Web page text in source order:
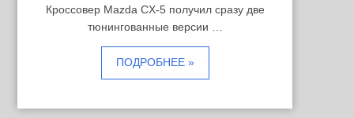
Кроссовер Mazda CX-5 получил сразу две
тюнингованные версии …
ПОДРОБНЕЕ »